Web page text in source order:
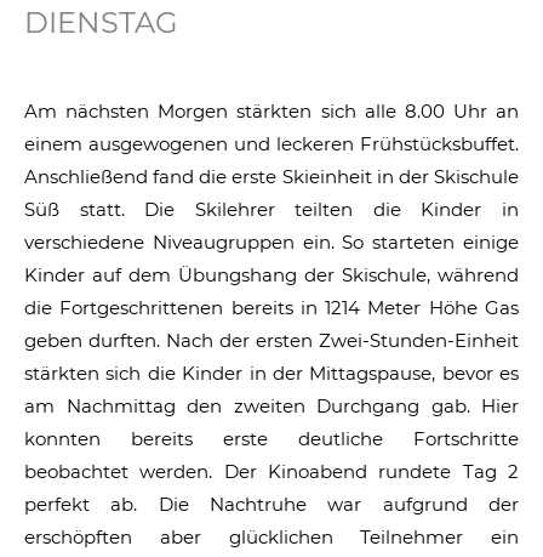
DIENSTAG
Am nächsten Morgen stärkten sich alle 8.00 Uhr an
einem ausgewogenen und leckeren Frühstücksbuffet.
Anschließend fand die erste Skieinheit in der Skischule
Süß statt. Die Skilehrer teilten die Kinder in
verschiedene Niveaugruppen ein. So starteten einige
Kinder auf dem Übungshang der Skischule, während
die Fortgeschrittenen bereits in 1214 Meter Höhe Gas
geben durften. Nach der ersten Zwei-Stunden-Einheit
stärkten sich die Kinder in der Mittagspause, bevor es
am Nachmittag den zweiten Durchgang gab. Hier
konnten bereits erste deutliche Fortschritte
beobachtet werden. Der Kinoabend rundete Tag 2
perfekt ab. Die Nachtruhe war aufgrund der
erschöpften aber glücklichen Teilnehmer ein